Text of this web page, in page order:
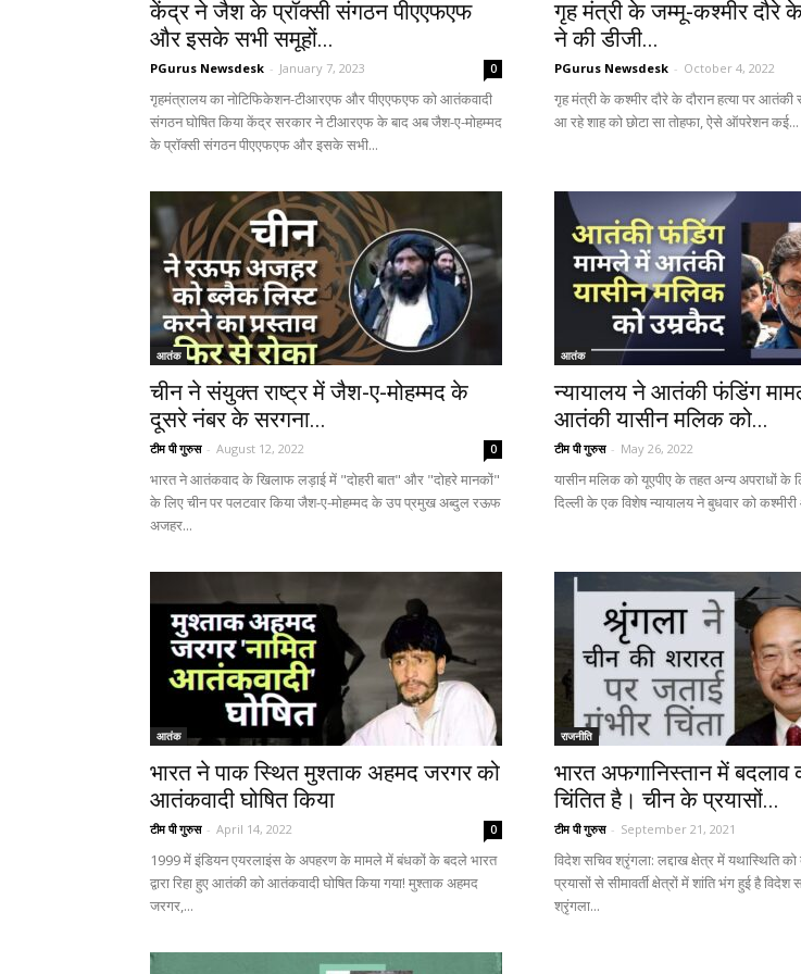
केंद्र ने जैश के प्रॉक्सी संगठन पीएएफएफ
और इसके सभी समूहों...
PGurus Newsdesk - January 7, 2023 0
गृहमंत्रालय का नोटिफिकेशन-टीआरएफ और पीएएफएफ को आतंकवादी
संगठन घोषित किया केंद्र सरकार ने टीआरएफ के बाद अब जैश-ए-मोहम्मद
के प्रॉक्सी संगठन पीएएफएफ और इसके सभी...
गृह मंत्री के जम्मू-कश्मीर दौरे
ने की डीजी...
PGurus Newsdesk - October 4, 2022
गृह मंत्री के कश्मीर दौरे के दौरान हत्या पर
आ रहे शाह को छोटा सा तोहफा, ऐसे ऑपरेशन कई...
आतंक
चीन ने संयुक्त राष्ट्र में जैश-ए-मोहम्मद के
दूसरे नंबर के सरगना...
टीम पी गुरुस - August 12, 2022 0
भारत ने आतंकवाद के खिलाफ लड़ाई में "दोहरी बात" और "दोहरे मानकों"
के लिए चीन पर पलटवार किया जैश-ए-मोहम्मद के उप प्रमुख अब्दुल रऊफ
अजहर...
आतंक
न्यायालय ने आतंकी फंडिंग
आतंकी यासीन मलिक को...
टीम पी गुरुस - May 26, 2022
यासीन मलिक को यूएपीए के तहत अन्य अपराधों के
दिल्ली के एक विशेष न्यायालय ने बुधवार को
आतंक
भारत ने पाक स्थित मुश्ताक अहमद जरगर को
आतंकवादी घोषित किया
टीम पी गुरुस - April 14, 2022 0
1999 में इंडियन एयरलाइंस के अपहरण के मामले में बंधकों के बदले भारत
द्वारा रिहा हुए आतंकी को आतंकवादी घोषित किया गया! मुश्ताक अहमद
जरगर,...
राजनीति
भारत अफगानिस्तान में
चिंतित है। चीन के प्रयासों...
टीम पी गुरुस - September 21, 2021
विदेश सचिव श्रृंगला: लद्दाख क्षेत्र में यथास्थिति
प्रयासों से सीमावर्ती क्षेत्रों में शांति भंग हुई है विदेश
श्रृंगला...